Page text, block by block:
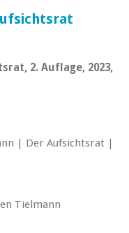
2. Auflage, 2023,
Tielmann